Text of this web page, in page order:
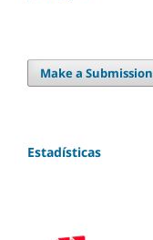
Make a Submission
Estadísticas